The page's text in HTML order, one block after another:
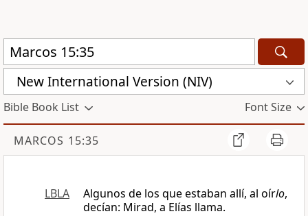
New International Version (NIV)
Bible Book List Font Size
MARCOS 15:35
LBLA Algunos de los que estaban allí, al oírlo,
decían: Mirad, a Elías llama.